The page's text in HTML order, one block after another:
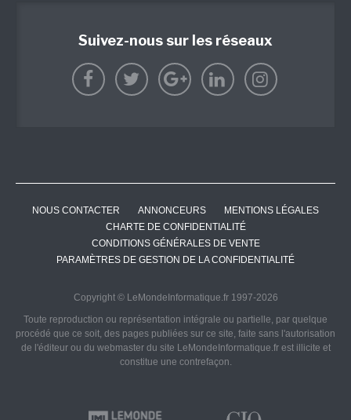
Suivez-nous sur les réseaux
NOUS CONTACTER ANNONCEURS
MENTIONS LÉGALES
CHARTE DE CONFIDENTIALITÉ
CONDITIONS GÉNÉRALES DE VENTE
PARAMÈTRES DE GESTION DE LA CONFIDENTIALITÉ
Copyright © LeMondeInformatique.fr 1997-2026
Toute reproduction ou représentation intégrale ou partielle, par quelque
procédé que ce soit, des pages publiées sur ce site, faite sans l'autorisation
de l'éditeur ou du webmaster du site LeMondeInformatique.fr est illicite et
constitue une contrefaçon.